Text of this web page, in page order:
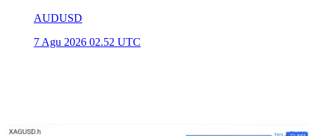
AUDUSD
7 Agu 2026 02.52 UTC